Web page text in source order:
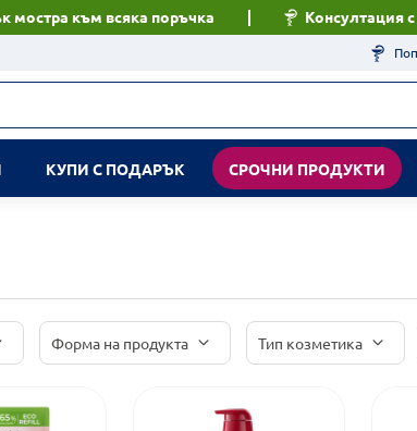
мостра към всяка поръчка Консултация
КУПИ С ПОДАРЪК СРОЧНИ ПРОДУКТИ
Форма на продукта Тип козметика